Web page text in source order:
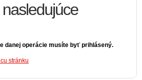
danej operácie musíte byť prihlásený.
stránku